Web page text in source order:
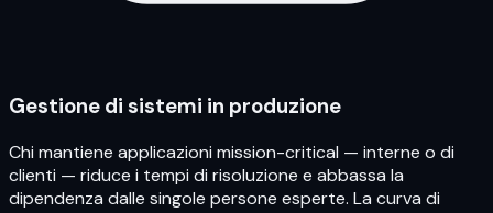
Gestione di sistemi in produzione
Chi mantiene applicazioni mission-critical — interne o di
clienti — riduce i tempi di risoluzione e abbassa la
dipendenza dalle singole persone esperte. La curva di